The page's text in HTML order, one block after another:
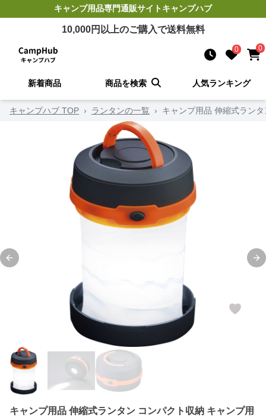
キャンプ用品専門通販サイトキャンプハブ
10,000円以上のご購入で送料無料
0 0
新着商品 商品を検索 人気ランキング
キャンプハブ TOP › ランタンの一覧 › キャンプ用品 伸縮式ラン
Previous slide
キャンプ用品 伸縮式ランタン コンパクト収納 キャンプ用